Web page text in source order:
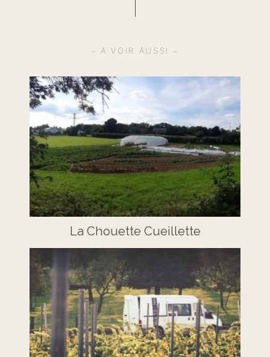
A VOIR AUSSI
La Chouette Cueillette